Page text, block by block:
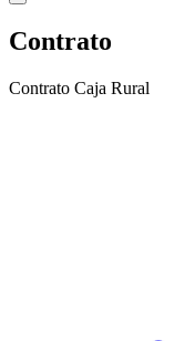
Contrato
Contrato Caja Rural